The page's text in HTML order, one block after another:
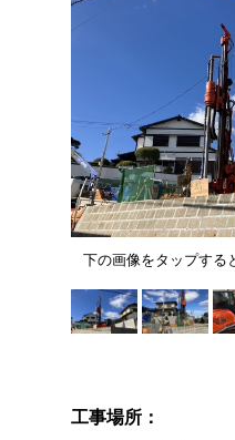
下の画像をタップする
工事場所：